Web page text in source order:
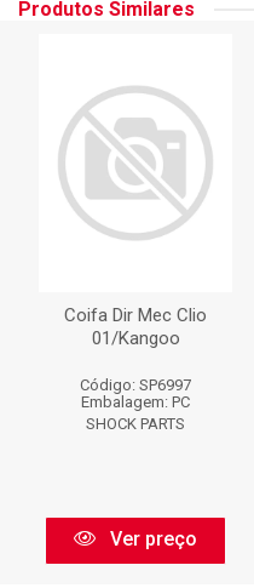
Produtos Similares
Coifa Dir Mec Clio
01/Kangoo
Código: SP6997
Embalagem: PC
SHOCK PARTS
Ver preço